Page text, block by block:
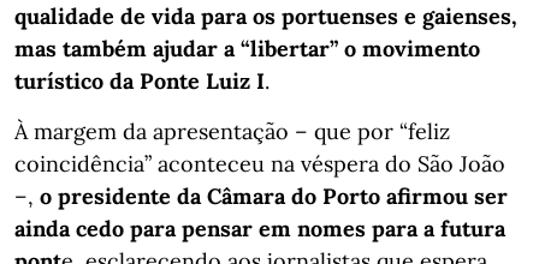
qualidade de vida para os portuenses e gaienses,
mas também ajudar a “libertar” o movimento
turístico da Ponte Luiz I.
À margem da apresentação – que por “feliz
coincidência” aconteceu na véspera do São João
–, o presidente da Câmara do Porto afirmou ser
ainda cedo para pensar em nomes para a futura